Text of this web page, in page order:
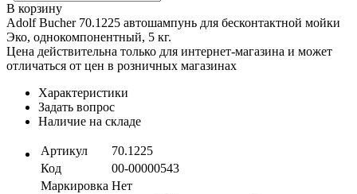
В корзину
Adolf Bucher 70.1225 автошампунь для бесконтактной мойки
Эко, однокомпонентный, 5 кг.
Цена действительна только для интернет-магазина и может
отличаться от цен в розничных магазинах
Характеристики
Задать вопрос
Наличие на складе
Артикул
70.1225
Код
00-00000543
Маркировка Нет